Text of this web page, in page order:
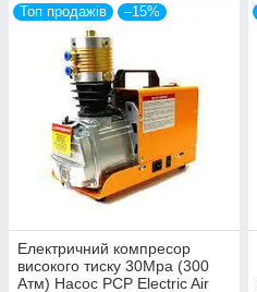
Топ продажів –15%
Електричний компресор
високого тиску 30Mpa (300
Атм) Насос PCP Electric Air